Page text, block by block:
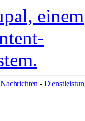
Nachrichten -